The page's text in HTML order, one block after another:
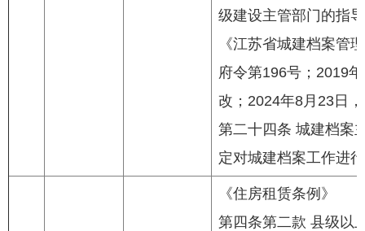
级建设主管部门的指
《江苏省城建档案管
府令第196号；2019
改；2024年8月23日
第二十四条 城建档案
定对城建档案工作进
《住房租赁条例》
第四条第二款 县级以